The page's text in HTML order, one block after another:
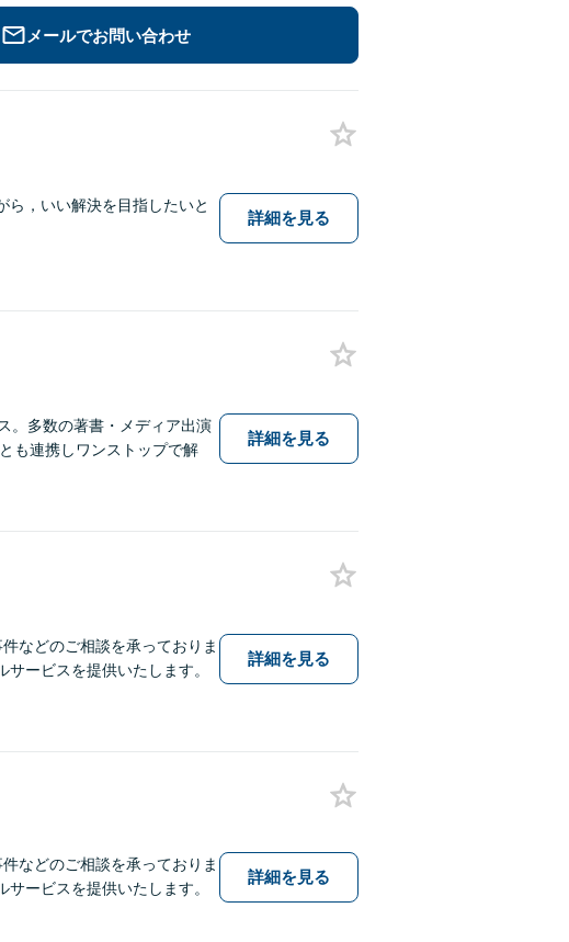
メールでお問い合わせ
ら，いい解決を目指したいと
詳細を見る
。多数の著書・メディア出演
も連携しワンストップで解
詳細を見る
などのご相談を承っておりま
ービスを提供いたします。
詳細を見る
などのご相談を承っておりま
ービスを提供いたします。
詳細を見る